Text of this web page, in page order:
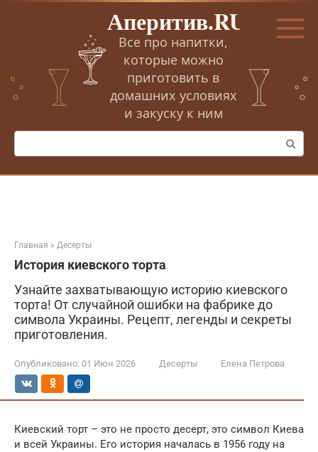
Перейти
Аперитив.RU
Все про напитки,
которые можно
приготовить в
домашних условиях
и закуску к ним
Поиск:
Главная » Десерты
История киевского торта
Узнайте захватывающую историю киевского
торта! От случайной ошибки на фабрике до
символа Украины. Рецепт, легенды и секреты
приготовления.
Опубликовано: 01 Июн 2026 Десерты Елена Петрова
Киевский торт – это не просто десерт, это символ Киева
и всей Украины. Его история началась в 1956 году на